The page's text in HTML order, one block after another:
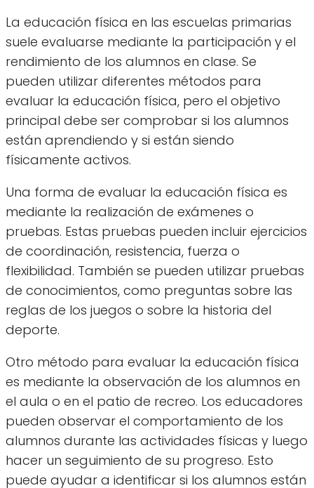
La educación física en las escuelas primarias
suele evaluarse mediante la participación y el
rendimiento de los alumnos en clase. Se
pueden utilizar diferentes métodos para
evaluar la educación física, pero el objetivo
principal debe ser comprobar si los alumnos
están aprendiendo y si están siendo
físicamente activos.
Una forma de evaluar la educación física es
mediante la realización de exámenes o
pruebas. Estas pruebas pueden incluir ejercicios
de coordinación, resistencia, fuerza o
flexibilidad. También se pueden utilizar pruebas
de conocimientos, como preguntas sobre las
reglas de los juegos o sobre la historia del
deporte.
Otro método para evaluar la educación física
es mediante la observación de los alumnos en
el aula o en el patio de recreo. Los educadores
pueden observar el comportamiento de los
alumnos durante las actividades físicas y luego
hacer un seguimiento de su progreso. Esto
puede ayudar a identificar si los alumnos están